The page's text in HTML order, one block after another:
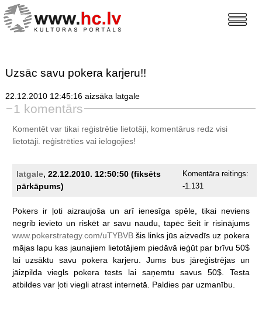
Uzsāc savu pokera karjeru!!
22.12.2010 12:45:16 aizsāka latgale
1 komentārs
Komentēt var tikai reģistrētie lietotāji, komentārus redz visi
lietotāji. reģistrētiesvai ielogojies!
latgale, 22.12.2010. 12:50:50 (fiksēts
pārkāpums)
Komentāra reitings:
-1.131
Pokers ir ļoti aizraujoša un arī ienesīga spēle, tikai neviens
negrib ievieto un riskēt ar savu naudu, tapēc šeit ir risinājums
www.pokerstrategy.com/uTYBVB šis links jūs aizvedīs uz pokera
mājas lapu kas jaunajiem lietotājiem piedāvā ieģūt par brīvu 50$
lai uzsāktu savu pokera karjeru. Jums bus jāreģistrējas un
jāizpilda
viegls pokera tests lai saņemtu savus 50$.
Testa
atbildes var ļoti viegli atrast internetā. Paldies par uzmanību.